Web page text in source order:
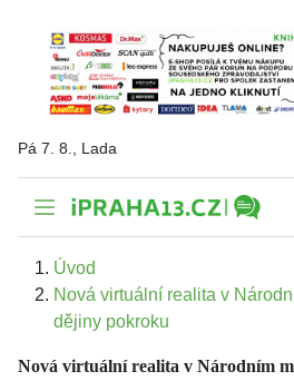
Pá 7. 8., Lada
Úvod
Nová virtuální realita v
dějiny pokroku
Nová virtuální realita v Národním